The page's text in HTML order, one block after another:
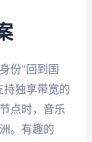
份"回到国
持独享带宽的
点时，音乐
。有趣的